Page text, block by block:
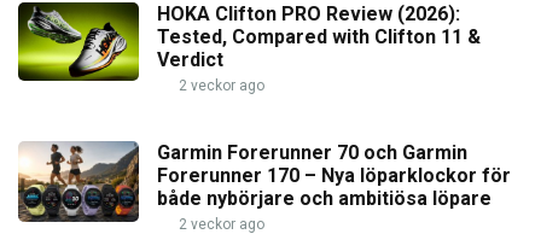
HOKA Clifton PRO Review (2026):
Tested, Compared with Clifton 11 &
Verdict
2 veckor ago
Garmin Forerunner 70 och Garmin
Forerunner 170 – Nya löparklockor för
både nybörjare och ambitiösa löpare
2 veckor ago